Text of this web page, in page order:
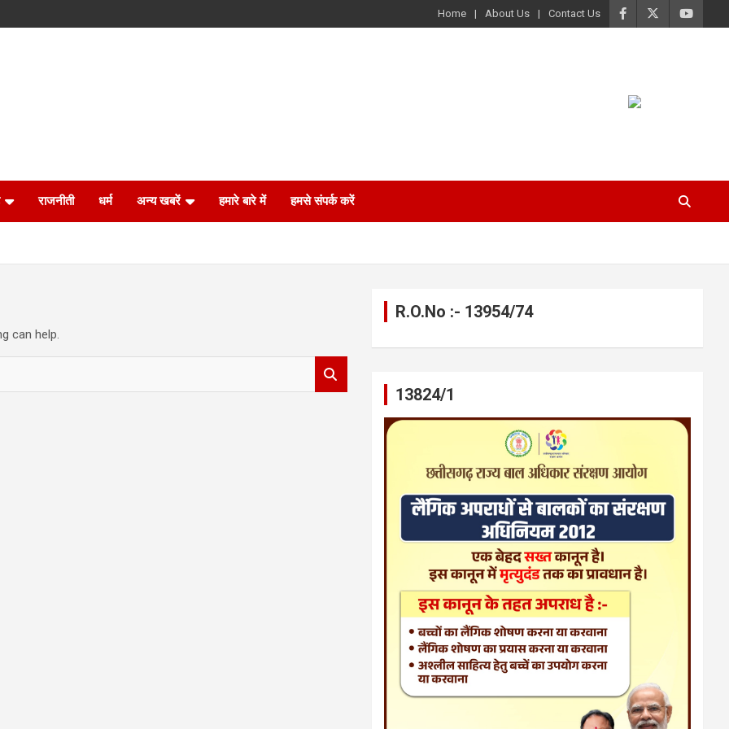
Home About Us Contact Us
राजनीती धर्म अन्य खबरें हमारे बारे में हमसे संपर्क करें
can help.
R.O.No :- 13954/74
13824/1